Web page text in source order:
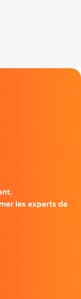
les experts de